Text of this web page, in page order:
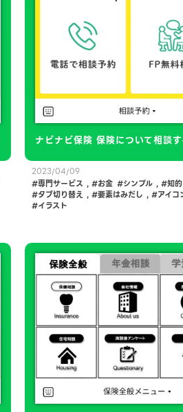
ナビナビ保険 保険について相談す
2023/04/09
専門サービス , お金 シンプル ,
知
タブ切り替え , 要素はみだし , アイコ
イラスト